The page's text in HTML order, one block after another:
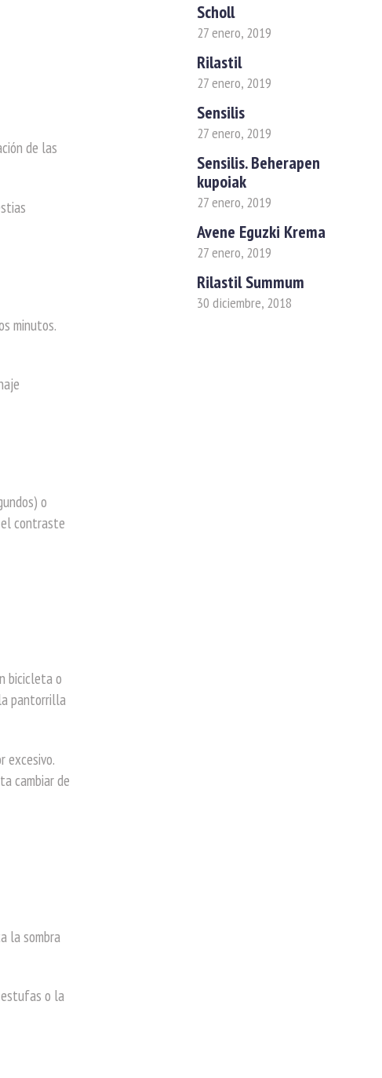
de las
minutos.
o
contraste
bicicleta o
pantorrilla
excesivo.
cambiar de
la sombra
estufas o la
Scholl
27 enero, 2019
Rilastil
27 enero, 2019
Sensilis
27 enero, 2019
Sensilis. Beherapen
kupoiak
27 enero, 2019
Avene Eguzki Krema
27 enero, 2019
Rilastil Summum
30 diciembre, 2018